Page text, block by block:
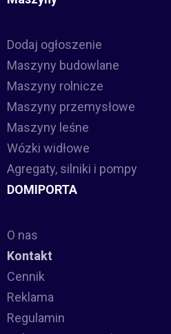
Dodaj ogłoszenie
Maszyny budowlane
Maszyny rolnicze
Maszyny przemysłowe
Maszyny leśne
Wózki widłowe
Agregaty, silniki i pompy
DOMIPORTA
O nas
Kontakt
Cennik
Reklama
Regulamin